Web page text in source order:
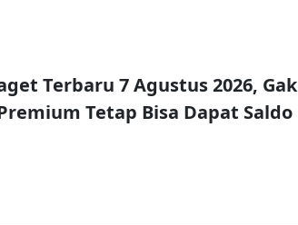
Terbaru 7 Agustus 2026, Gak
Tetap Bisa Dapat Saldo